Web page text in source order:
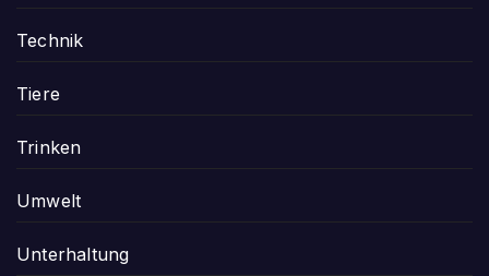
Technik
Tiere
Trinken
Umwelt
Unterhaltung